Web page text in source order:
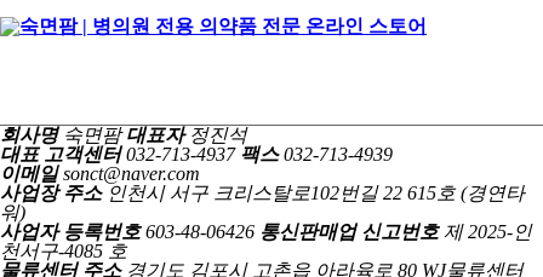
회사명숙면팜 대표자 정진석
대표 고객센터032-713-4937 팩스032-713-4939
이메일sonct@naver.com
사업장 주소 인천시 서구 크리스탈로102번길 22 615호 (경연타
워)
사업자 등록번호603-48-06426 통신판매업 신고번호제 2025-인
천서구-4085 호
물류센터 주소경기도 김포시 고촌읍 아라육로 80 WJ물류센터